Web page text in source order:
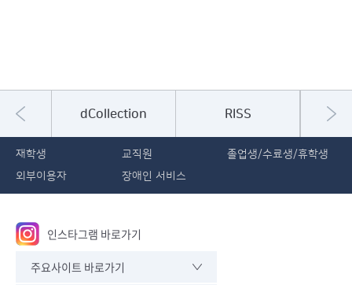
전 dCollection RISS
재학생 교직원
졸업생/수료생/휴학생
외부이용자
장애인 서비스
인스타그램 바로가기
주요사이트 바로가기